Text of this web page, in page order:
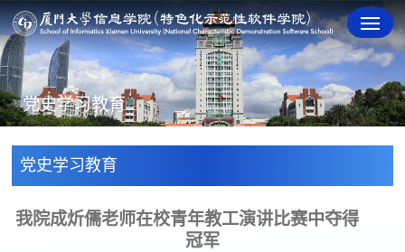
党史学习教育
党史学习教育
我院成炘儒老师在校青年教工演讲比赛中夺得
冠军